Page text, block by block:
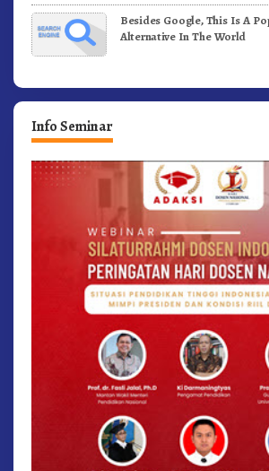
Besides Google, This Is A
Alternative In The World
Info Seminar